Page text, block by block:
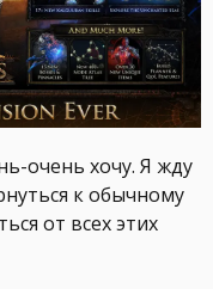
очень хочу. Я жду
к обычному
от всех этих